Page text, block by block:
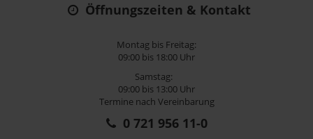
Öffnungszeiten & Kontakt
Montag bis Freitag:
09:00 bis 18:00 Uhr
Samstag:
09:00 bis 13:00 Uhr
Termine nach Vereinbarung
0 721 956 11-0